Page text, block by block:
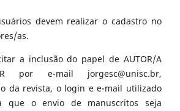
devem realizar o cadastro no
as.
a inclusão do papel de AUTOR/A
por e-mail jorgesc@unisc.br,
da revista, o login e e-mail utilizado
que o envio de manuscritos seja